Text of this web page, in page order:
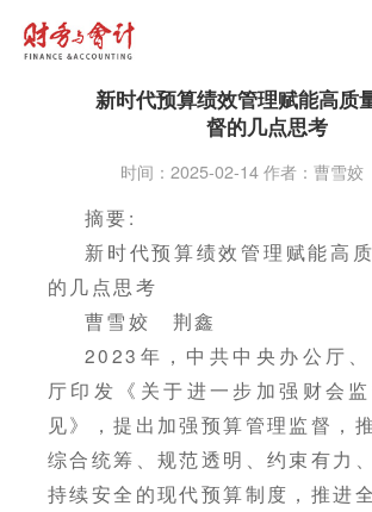
新时代预算绩效管理赋能高质
督的几点思考
时间：2025-02-14 作者：曹雪
摘要:
新时代预算绩效管理赋能高
的几点思考
曹雪姣 荆鑫
2023年，中共中央办公厅
厅印发《关于进一步加强财会
见》，提出加强预算管理监督，
综合统筹、规范透明、约束有力
持续安全的现代预算制度，推进